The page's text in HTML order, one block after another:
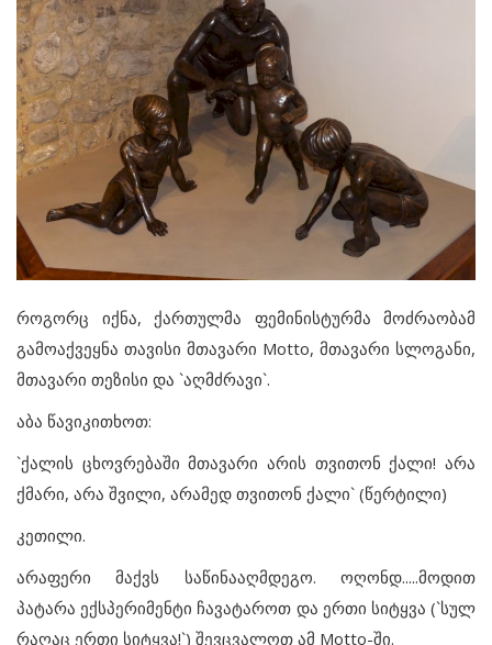
სტატიები
როგორც იქნა, ქართულმა ფემინისტურმა მოძრაობამ
გამოაქვეყნა თავისი მთავარი Motto, მთავარი სლოგანი,
მთავარი თეზისი და `აღმძრავი`.
აბა წავიკითხოთ:
`ქალის ცხოვრებაში მთავარი არის თვითონ ქალი! არა
ქმარი, არა შვილი, არამედ თვითონ ქალი` (წერტილი)
კეთილი.
არაფერი მაქვს საწინააღმდეგო. ოღონდ.....მოდით
პატარა ექსპერიმენტი ჩავატაროთ და ერთი სიტყვა (`სულ
რაღაც ერთი სიტყვა!`) შევცვალოთ ამ Motto-ში.